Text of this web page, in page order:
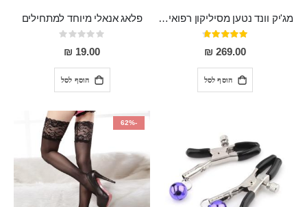
מג'יק וונד נטען מסיליקון רפואי חזק בעל 12 מצבי רטט ו6 מהירויות שונות ROMI
דירוג:
93%
269.00 ₪
הוסף לסל
פלאג אנאלי מיוחד למתחילים
Rating:
0%
19.00 ₪
הוסף לסל
-62%